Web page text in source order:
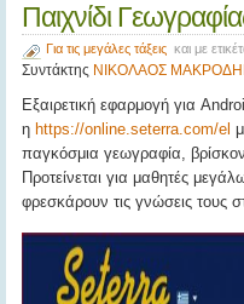
Παιχνίδι
Για τις μεγάλες τάξεις και με
Συντάκτης ΝΙΚΟΛΑΟΣ
Εξαιρετική εφαρμογή για
η https://online.seterra.com/el
παγκόσμια γεωγραφία,
Προτείνεται για μαθητές
φρεσκάρουν τις γνώσεις τους